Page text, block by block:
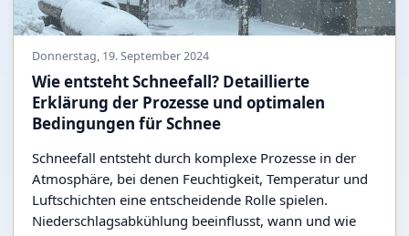
Donnerstag, 19. September 2024
Wie entsteht Schneefall? Detaillierte
Erklärung der Prozesse und optimalen
Bedingungen für Schnee
Schneefall entsteht durch komplexe Prozesse in der
Atmosphäre, bei denen Feuchtigkeit, Temperatur und
Luftschichten eine entscheidende Rolle spielen.
Niederschlagsabkühlung beeinflusst, wann und wie